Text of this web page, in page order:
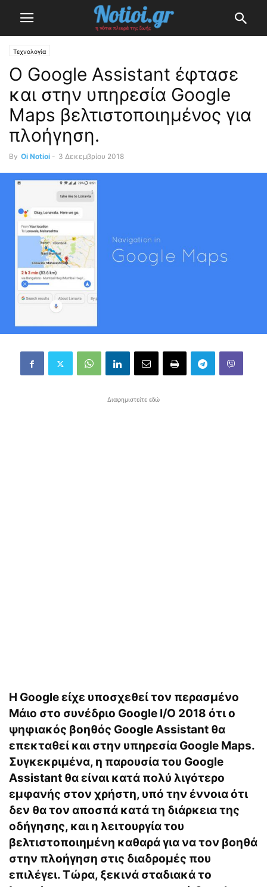
Τεχνολογία
Ο Google Assistant έφτασε
και στην υπηρεσία Google
Maps βελτιστοποιημένος για
πλοήγηση.
By Oi Notioi - 3 Δεκεμβρίου 2018
Διαφημιστείτε εδώ
Η Google είχε υποσχεθεί τον περασμένο
Μάιο στο συνέδριο Google I/O 2018 ότι ο
ψηφιακός βοηθός Google Assistant θα
επεκταθεί και στην υπηρεσία Google Maps.
Συγκεκριμένα, η παρουσία του Google
Assistant θα είναι κατά πολύ λιγότερο
εμφανής στον χρήστη, υπό την έννοια ότι
δεν θα τον αποσπά κατά τη διάρκεια της
οδήγησης, και η λειτουργία του
βελτιστοποιημένη καθαρά για να τον βοηθά
στην πλοήγηση στις διαδρομές που
επιλέγει. Τώρα, ξεκινά σταδιακά το